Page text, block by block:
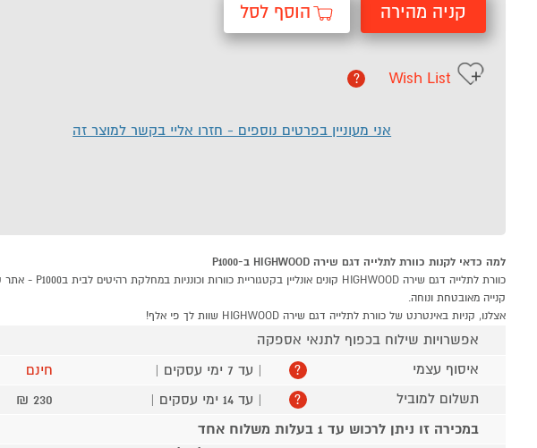
קניה מהירה הוסף לסל
Wish List
?
אני מעוניין בפרטים נוספים - חזרו אליי בקשר למוצר זה
למה כדאי לקנות כוורת לתלייה דגם שירה HIGHWOOD ב-P1000
קנייה מאובטחת ונוחה.
אצלנו, קניות באינטרנט של כוורת לתלייה דגם שירה HIGHWOOD שוות לך פי אלף!
אפשרויות שילוח בכפוף לתנאי אספקה
איסוף עצמי
? | עד 7 ימי עסקים |
חינם
תשלום למוביל
? | עד 14 ימי עסקים |
230 ₪
במכירה זו ניתן לרכוש עד 1 בעלות משלוח אחד